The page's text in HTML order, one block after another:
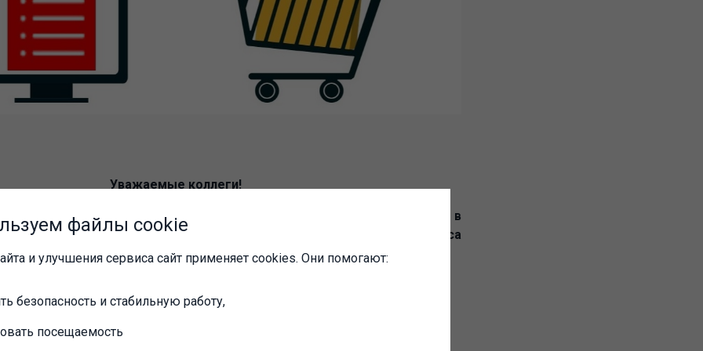
Уважаемые коллеги!
ООО «1С-Профиль» приглашает вас принять участие в
и автоматизация бизнеса с помощью сервиса
.
файлы cookie
и улучшения сервиса сайт применяет cookies. Они помогают:
безопасность и стабильную работу,
посещаемость